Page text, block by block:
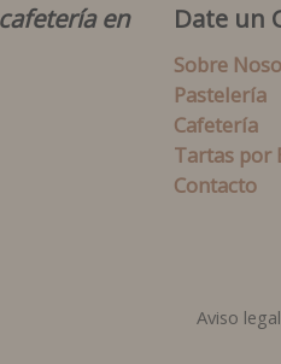
en
Date un
Sobre
Pastelería
Cafetería
Tartas por
Contacto
Aviso legal